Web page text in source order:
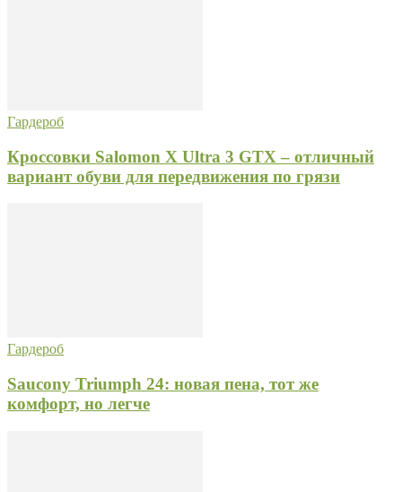
Гардероб
Кроссовки Salomon X Ultra 3 GTX – отличный
вариант обуви для передвижения по грязи
Гардероб
Saucony Triumph 24: новая пена, тот же
комфорт, но легче